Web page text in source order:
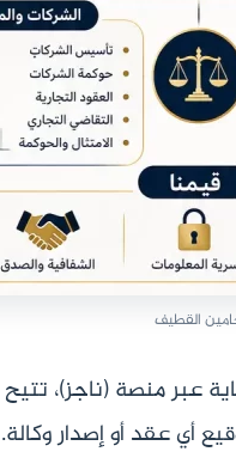
القطيف
عبر منصة (ناجز)،
أي عقد أو إصدار